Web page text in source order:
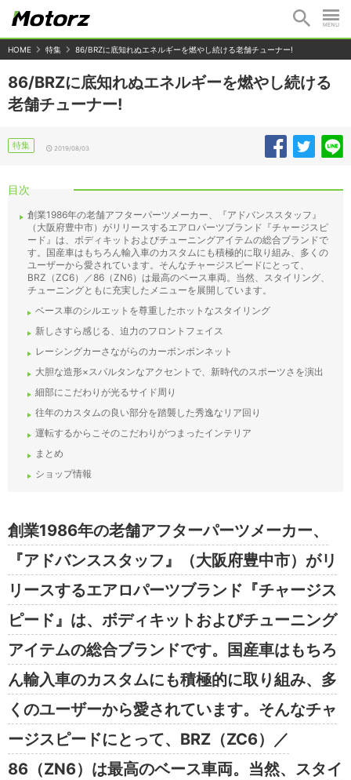
HOME 特集 86/BRZに底知れぬエネルギーを燃やし続ける老舗チューナー!
86/BRZに底知れぬエネルギーを燃やし続ける
老舗チューナー!
特集 2019/08/03
目次
創業1986年の老舗アフターパーツメーカー、『アドバンススタッフ』
（大阪府豊中市）がリリースするエアロパーツブランド『チャージスピ
ード』は、ボディキットおよびチューニングアイテムの総合ブランドで
す。国産車はもちろん輸入車のカスタムにも積極的に取り組み、多くの
ユーザーから愛されています。そんなチャージスピードにとって、
BRZ（ZC6）／86（ZN6）は最高のベース車両。当然、スタイリング、
チューニングともに充実したメニューを展開しています。
ベース車のシルエットを尊重したホットなスタイリング
新しさすら感じる、迫力のフロントフェイス
レーシングカーさながらのカーボンボンネット
大胆な造形×スパルタンなアクセントで、新時代のスポーツさを演出
細部にこだわりが光るサイド周り
往年のカスタムの良い部分を踏襲した秀逸なリア回り
運転するからこそのこだわりがつまったインテリア
まとめ
ショップ情報
創業1986年の老舗アフターパーツメーカー、
『アドバンススタッフ』（大阪府豊中市）がリ
リースするエアロパーツブランド『チャージス
ピード』は、ボディキットおよびチューニング
アイテムの総合ブランドです。国産車はもちろ
ん輸入車のカスタムにも積極的に取り組み、多
くのユーザーから愛されています。そんなチャ
ージスピードにとって、BRZ（ZC6）／
86（ZN6）は最高のベース車両。当然、スタイ